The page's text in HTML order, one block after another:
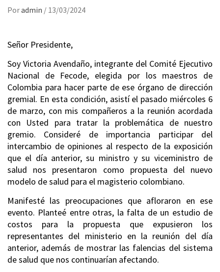
Poradmin / 13/03/2024
Señor Presidente,
Soy Victoria Avendaño, integrante del Comité Ejecutivo
Nacional de Fecode, elegida por los maestros de
Colombia para hacer parte de ese órgano de dirección
gremial. En esta condición, asistí el pasado miércoles 6
de marzo, con mis compañeros a la reunión acordada
con Usted para tratar la problemática de nuestro
gremio. Consideré de importancia participar del
intercambio de opiniones al respecto de la exposición
que el día anterior, su ministro y su viceministro de
salud nos presentaron como propuesta del nuevo
modelo de salud para el magisterio colombiano.
Manifesté las preocupaciones que afloraron en ese
evento. Planteé entre otras, la falta de un estudio de
costos para la propuesta que expusieron los
representantes del ministerio en la reunión del día
anterior, además de mostrar las falencias del sistema
de salud que nos continuarían afectando.